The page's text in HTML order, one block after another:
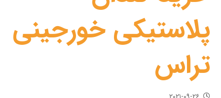
پلاستیکی خورجینی
تراس